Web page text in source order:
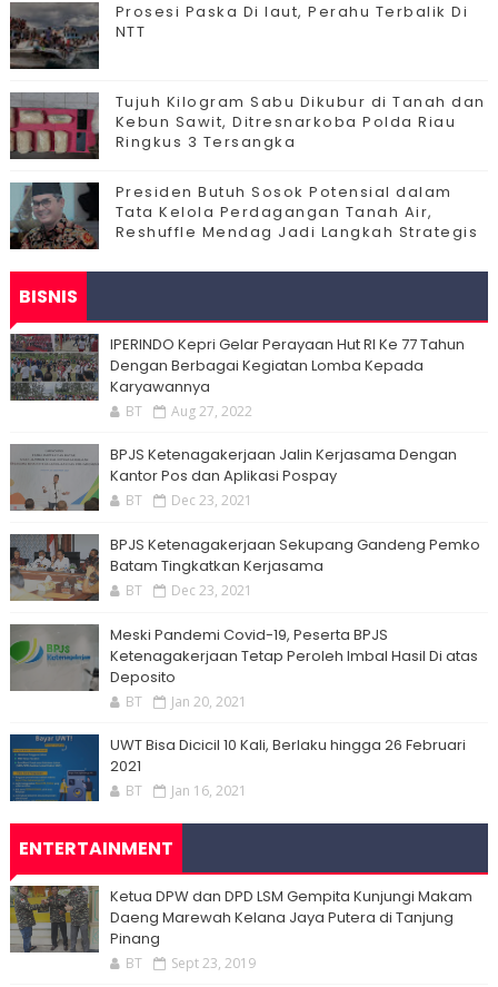
Prosesi Paska Di laut, Perahu Terbalik Di
NTT
Tujuh Kilogram Sabu Dikubur di Tanah dan
Kebun Sawit, Ditresnarkoba Polda Riau
Ringkus 3 Tersangka
Presiden Butuh Sosok Potensial dalam
Tata Kelola Perdagangan Tanah Air,
Reshuffle Mendag Jadi Langkah Strategis
BISNIS
IPERINDO Kepri Gelar Perayaan Hut RI Ke 77 Tahun
Dengan Berbagai Kegiatan Lomba Kepada
Karyawannya
BT Aug 27, 2022
BPJS Ketenagakerjaan Jalin Kerjasama Dengan
Kantor Pos dan Aplikasi Pospay
BT Dec 23, 2021
BPJS Ketenagakerjaan Sekupang Gandeng Pemko
Batam Tingkatkan Kerjasama
BT Dec 23, 2021
Meski Pandemi Covid-19, Peserta BPJS
Ketenagakerjaan Tetap Peroleh Imbal Hasil Di atas
Deposito
BT Jan 20, 2021
UWT Bisa Dicicil 10 Kali, Berlaku hingga 26 Februari
2021
BT Jan 16, 2021
ENTERTAINMENT
Ketua DPW dan DPD LSM Gempita Kunjungi Makam
Daeng Marewah Kelana Jaya Putera di Tanjung
Pinang
BT Sept 23, 2019